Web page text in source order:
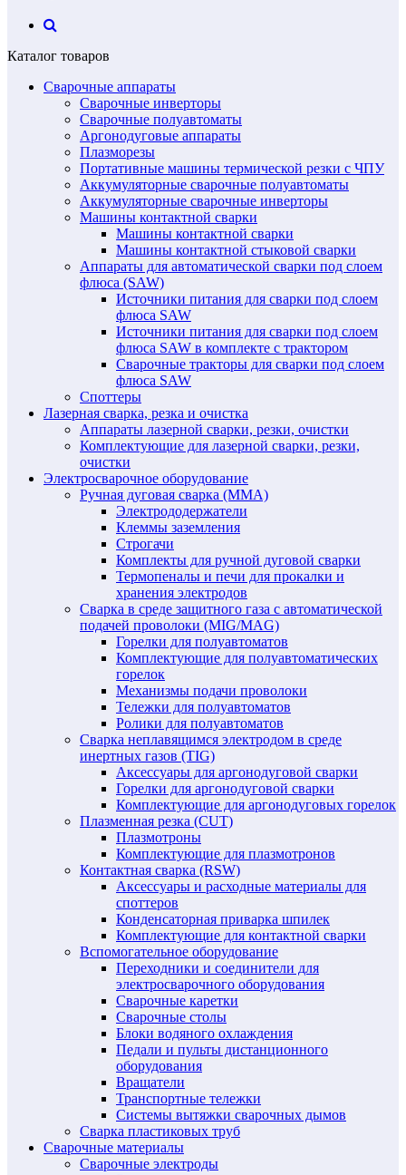
Каталог товаров
Сварочные аппараты
Сварочные инверторы
Сварочные полуавтоматы
Аргонодуговые аппараты
Плазморезы
Портативные машины термической резки с ЧПУ
Аккумуляторные сварочные полуавтоматы
Аккумуляторные сварочные инверторы
Машины контактной сварки
Машины контактной сварки
Машины контактной стыковой сварки
Аппараты для автоматической сварки под слоем
флюса (SAW)
Источники питания для сварки под слоем
флюса SAW
Источники питания для сварки под слоем
флюса SAW в комплекте с трактором
Сварочные тракторы для сварки под слоем
флюса SAW
Споттеры
Лазерная сварка, резка и очистка
Аппараты лазерной сварки, резки, очистки
Комплектующие для лазерной сварки, резки,
очистки
Электросварочное оборудование
Ручная дуговая сварка (MMA)
Электрододержатели
Клеммы заземления
Строгачи
Комплекты для ручной дуговой сварки
Термопеналы и печи для прокалки и
хранения электродов
Сварка в среде защитного газа с автоматической
подачей проволоки (MIG/MAG)
Горелки для полуавтоматов
Комплектующие для полуавтоматических
горелок
Механизмы подачи проволоки
Тележки для полуавтоматов
Ролики для полуавтоматов
Сварка неплавящимся электродом в среде
инертных газов (TIG)
Аксессуары для аргонодуговой сварки
Горелки для аргонодуговой сварки
Комплектующие для аргонодуговых горелок
Плазменная резка (CUT)
Плазмотроны
Комплектующие для плазмотронов
Контактная сварка (RSW)
Аксессуары и расходные материалы для
споттеров
Конденсаторная приварка шпилек
Комплектующие для контактной сварки
Вспомогательное оборудование
Переходники и соединители для
электросварочного оборудования
Сварочные каретки
Сварочные столы
Блоки водяного охлаждения
Педали и пульты дистанционного
оборудования
Вращатели
Транспортные тележки
Системы вытяжки сварочных дымов
Сварка пластиковых труб
Сварочные материалы
Сварочные электроды